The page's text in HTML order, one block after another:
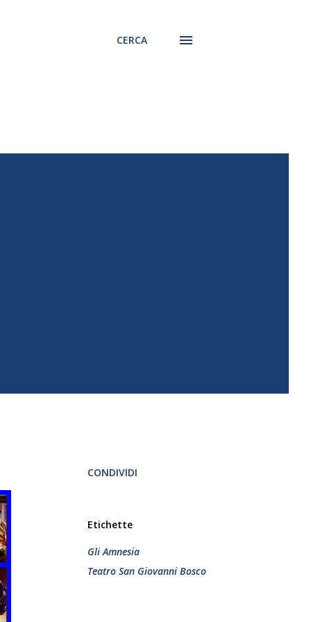
CERCA
CONDIVIDI
Etichette
Gli Amnesia
Teatro San Giovanni Bosco